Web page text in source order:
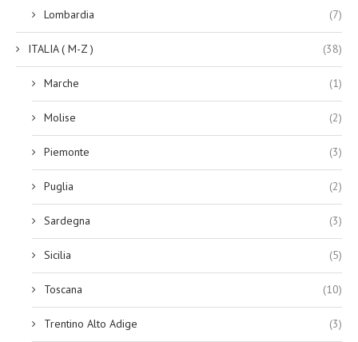
Lombardia (7)
ITALIA ( M-Z ) (38)
Marche (1)
Molise (2)
Piemonte (3)
Puglia (2)
Sardegna (3)
Sicilia (5)
Toscana (10)
Trentino Alto Adige (3)